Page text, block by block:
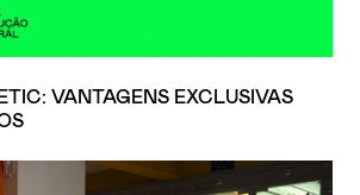
VANTAGENS EXCLUSIVAS